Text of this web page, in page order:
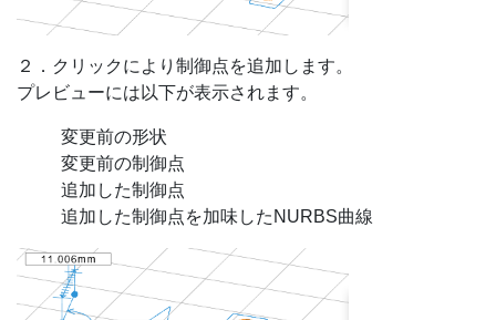
２．クリックにより制御点を追加します。
プレビューには以下が表示されます。
変更前の形状
変更前の制御点
追加した制御点
追加した制御点を加味したNURBS曲線